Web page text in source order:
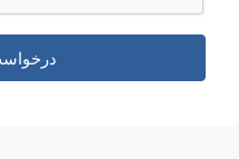
درخواست اطلاعات